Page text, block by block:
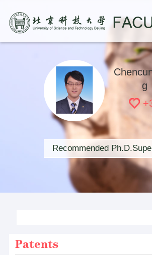
g
+
Recommended
Patents